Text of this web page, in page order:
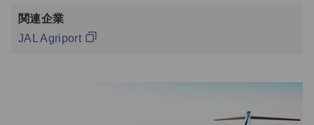
関連企業
JAL Agriport